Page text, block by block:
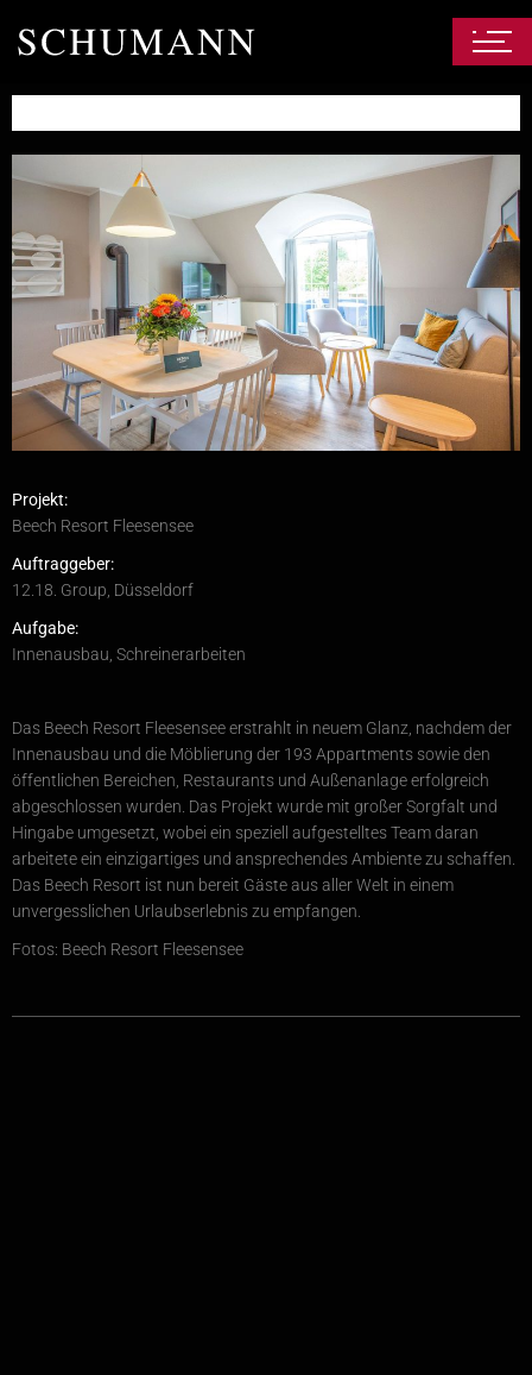
Projekt:
Beech Resort Fleesensee
Auftraggeber:
12.18. Group, Düsseldorf
Aufgabe:
Innenausbau, Schreinerarbeiten
Das Beech Resort Fleesensee erstrahlt in neuem Glanz, nachdem der
Innenausbau und die Möblierung der 193 Appartments sowie den
öffentlichen Bereichen, Restaurants und Außenanlage erfolgreich
abgeschlossen wurden. Das Projekt wurde mit großer Sorgfalt und
Hingabe umgesetzt, wobei ein speziell aufgestelltes Team daran
arbeitete ein einzigartiges und ansprechendes Ambiente zu schaffen.
Das Beech Resort ist nun bereit Gäste aus aller Welt in einem
unvergesslichen Urlaubserlebnis zu empfangen.
Fotos: Beech Resort Fleesensee